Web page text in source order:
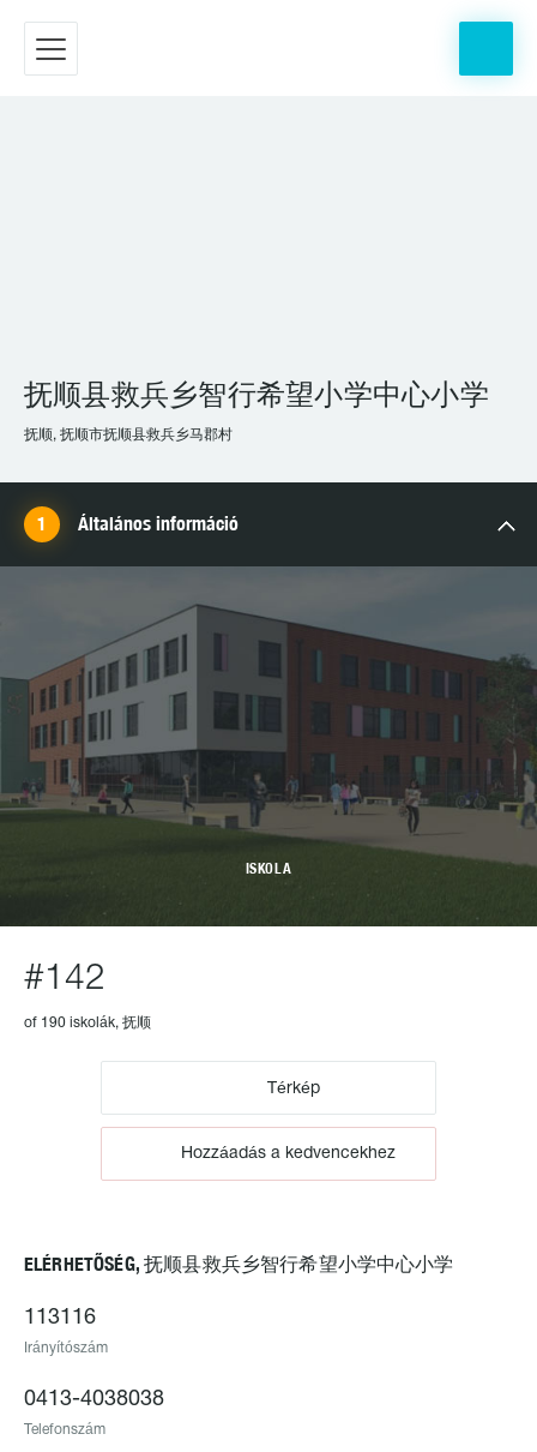
抚顺县救兵乡智行希望小学中心小学
抚顺, 抚顺市抚顺县救兵乡马郡村
Általános információ
ISKOLA
#142
of 190 iskolák, 抚顺
Térkép
Hozzáadás a kedvencekhez
ELÉRHETŐSÉG, 抚顺县救兵乡智行希望小学中心小学
113116
Irányítószám
0413-4038038
Telefonszám